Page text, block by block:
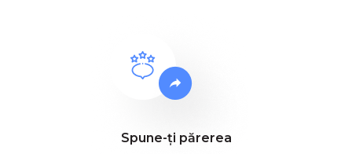
Spune-ți părerea